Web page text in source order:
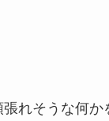
れそうな何か